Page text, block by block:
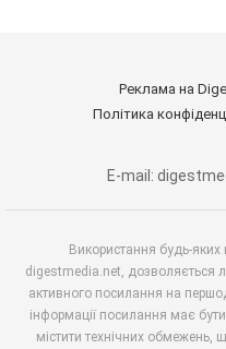
Реклама на
Політика
E-mail:
Використання будь-яких
digestmedia.net, дозволяється
активного посилання на
інформації посилання має
містити технічних